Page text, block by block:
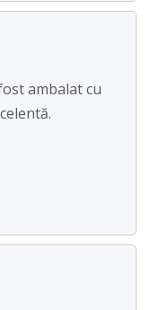
ambalat cu